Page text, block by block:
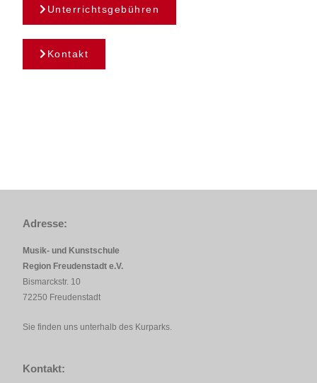
Unterrichtsgebühren
Kontakt
Adresse:
Musik- und Kunstschule
Region Freudenstadt e.V.
Bismarckstr. 10
72250 Freudenstadt
Sie finden uns unterhalb des Kurparks.
Kontakt: